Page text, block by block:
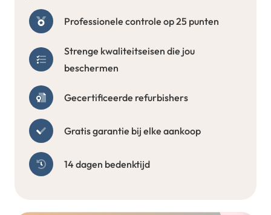
Professionele controle op 25 punten
Strenge kwaliteitseisen die jou
beschermen
Gecertificeerde refurbishers
Gratis garantie bij elke aankoop
14 dagen bedenktijd